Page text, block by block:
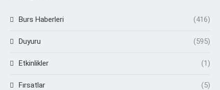
Burs Haberleri (416)
Duyuru (595)
Etkinlikler (1)
Fırsatlar (5)